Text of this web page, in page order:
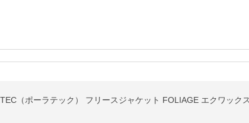
（ポーラテック） フリースジャケット FOLIAGE エクワック